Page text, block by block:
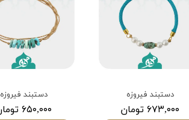
دستبند فیروزه
۶۵۰,۰۰۰ تومان
دستبند فیروزه
۶۷۳,۰۰۰ تومان